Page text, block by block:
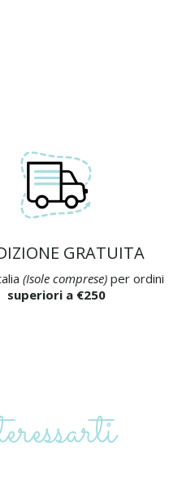
GRATUITA
(Isole comprese) per ordini
superiori a €250